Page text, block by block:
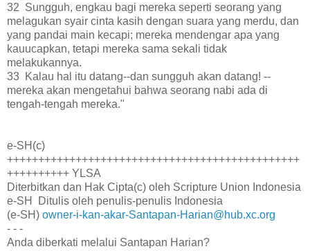
32 Sungguh, engkau bagi mereka seperti seorang yang
melagukan syair cinta kasih dengan suara yang merdu, dan
yang pandai main kecapi; mereka mendengar apa yang
kauucapkan, tetapi mereka sama sekali tidak
melakukannya.
33 Kalau hal itu datang--dan sungguh akan datang! --
mereka akan mengetahui bahwa seorang nabi ada di
tengah-tengah mereka."
e-SH(c)
+++++++++++++++++++++++++++++++++++++++++++++++
++++++++++ YLSA
Diterbitkan dan Hak Cipta(c) oleh Scripture Union Indonesia
e-SH Ditulis oleh penulis-penulis Indonesia
(e-SH) owner-i-kan-akar-Santapan-Harian@hub.xc.org
- - -
Anda diberkati melalui Santapan Harian?